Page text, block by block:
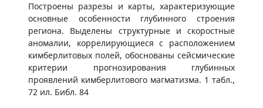
Построены разрезы и карты, характеризующие
основные особенности глубинного строения
региона. Выделены структурные и скоростные
аномалии, коррелирующиеся с расположением
кимберлитовых полей, обоснованы сейсмические
критерии прогнозирования глубинных
проявлений кимберлитового магматизма. 1 табл.,
72 ил. Библ. 84